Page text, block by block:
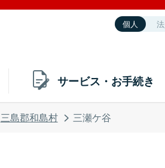
個人 法
サービス・お手続き
三島郡和島村 三瀬ケ谷